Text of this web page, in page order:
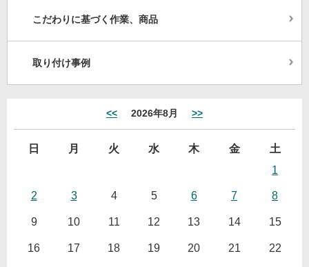
こだわりに基づく作業、商品
取り付け事例
<< 2026年8月 >>
日 月 火 水 木 金
土
1
2 3 4 5 6 7 8
9 10 11 12 13 14 15
16 17 18 19 20 21 22